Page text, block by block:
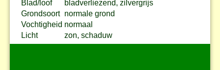
Blad/loof
bladverliezend, zilvergrijs
Grondsoort normale grond
Vochtigheid normaal
Licht
zon, schaduw